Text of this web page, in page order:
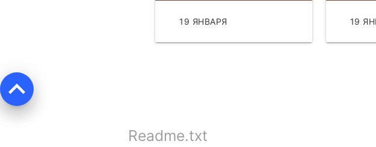
19 ЯНВАРЯ 19
keyboard_arrow_up
Readme.txt